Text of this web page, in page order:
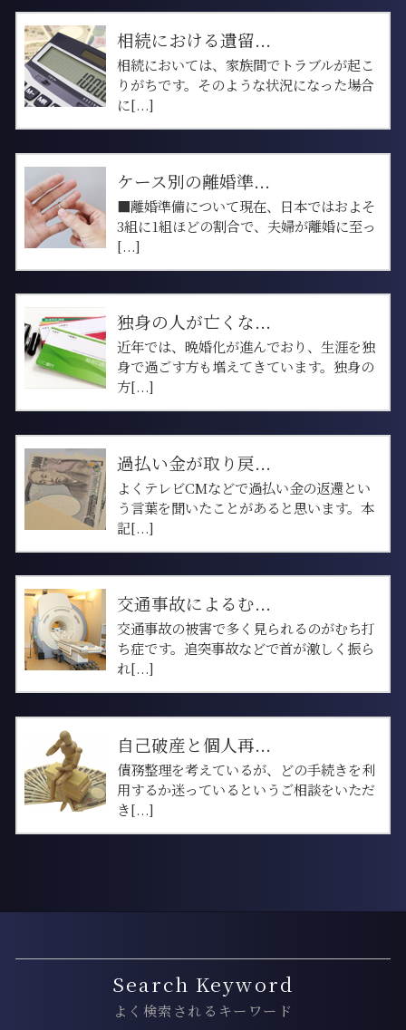
相続における遺留...
相続においては、家族間でトラブルが起こ
りがちです。そのような状況になった場合
に[...]
ケース別の離婚準...
■離婚準備について現在、日本ではおよそ
3組に1組ほどの割合で、夫婦が離婚に至っ
[...]
独身の人が亡くな...
近年では、晩婚化が進んでおり、生涯を独
身で過ごす方も増えてきています。独身の
方[...]
過払い金が取り戻...
よくテレビCMなどで過払い金の返還とい
う言葉を聞いたことがあると思います。本
記[...]
交通事故によるむ...
交通事故の被害で多く見られるのがむち打
ち症です。追突事故などで首が激しく振ら
れ[...]
自己破産と個人再...
債務整理を考えているが、どの手続きを利
用するか迷っているというご相談をいただ
き[...]
Search Keyword
よく検索されるキーワード